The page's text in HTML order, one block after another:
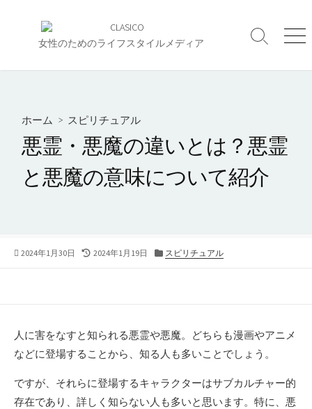
女性のためのライフスタイルメディア
検
メ
ホーム > スピリチュアル
悪霊・悪魔の違いとは？悪霊
と悪魔の意味について紹介
公
2024年1月30日
最
2024年1月19日
カ
スピリチュアル
人に害をなすと知られる悪霊や悪魔。どちらも漫画やアニメ
などに登場することから、知る人も多いことでしょう。
ですが、それらに登場するキャラクターはサブカルチャー的
存在であり、詳しく知らない人も多いと思います。特に、悪